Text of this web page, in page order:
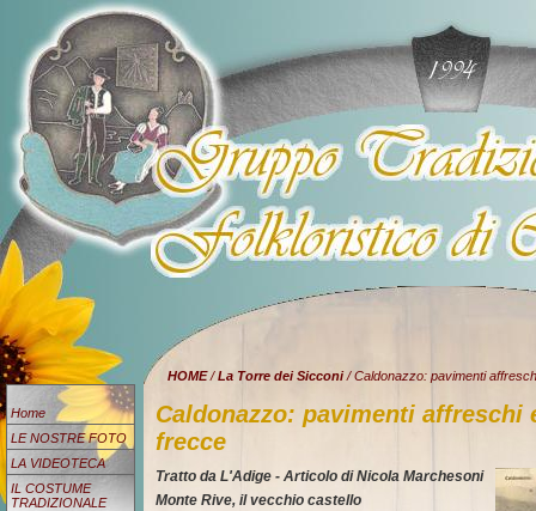
HOME/La Torre dei Sicconi/ Caldonazzo: pavimenti
Home
LE NOSTRE FOTO
LA VIDEOTECA
IL COSTUME
TRADIZIONALE
Caldonazzo: pavimenti affreschi
frecce
Tratto da L'Adige - Articolo di Nicola Marchesoni
Monte Rive, il vecchio castello